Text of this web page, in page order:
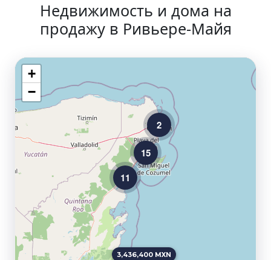
Недвижимость и дома на
продажу в Ривьере-Майя
2
11
15
3,436,400 MXN
+
−